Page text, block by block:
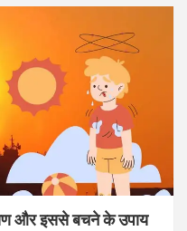
और इससे बचने के उपाय